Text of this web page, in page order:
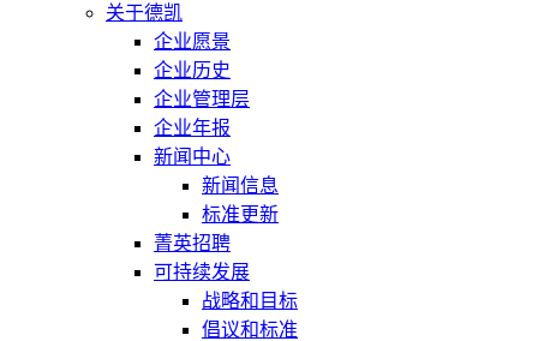
关于德凯
企业愿景
企业历史
企业管理层
企业年报
新闻中心
新闻信息
标准更新
菁英招聘
可持续发展
战略和目标
倡议和标准